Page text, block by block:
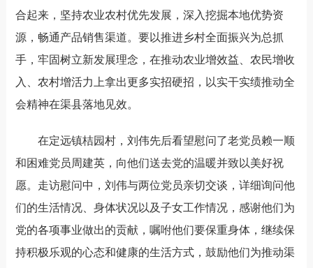
合起来，坚持农业农村优先发展，深入挖掘本地优势资
源，畅通产品销售渠道。要以推进乡村全面振兴为总抓
手，牢固树立新发展理念，在推动农业增效益、农民增收
入、农村增活力上拿出更多实招硬招，以实干实绩推动全
会精神在渠县落地见效。
在定远镇桔园村，刘伟先后看望慰问了老党员赖一顺
和困难党员周建英，向他们送去党的温暖并致以美好祝
愿。走访慰问中，刘伟与两位党员亲切交谈，详细询问他
们的生活情况、身体状况以及子女工作情况，感谢他们为
党的各项事业做出的贡献，嘱咐他们要保重身体，继续保
持积极乐观的心态和健康的生活方式，鼓励他们为推动渠